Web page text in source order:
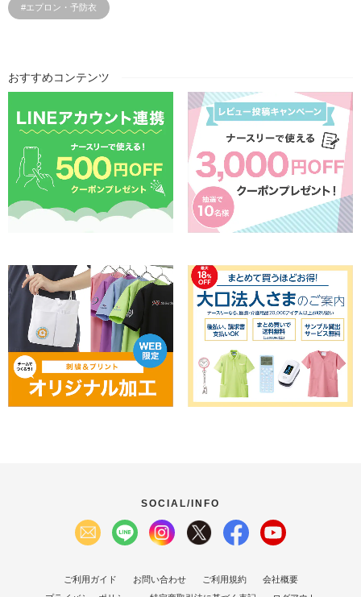
#エプロン・予防衣
おすすめコンテンツ
SOCIAL/INFO
ご利用ガイド お問い合わせ ご利用規約
会社概要